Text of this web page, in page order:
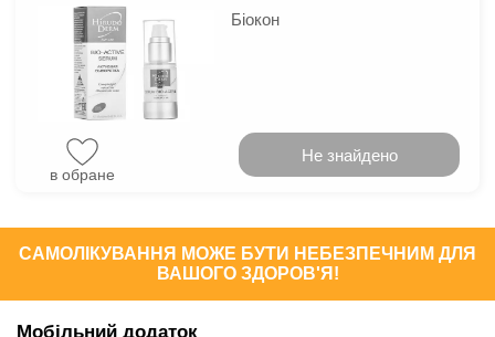
Біокон
в обране
Не знайдено
САМОЛІКУВАННЯ МОЖЕ БУТИ НЕБЕЗПЕЧНИМ ДЛЯ
ВАШОГО ЗДОРОВ'Я!
Мобільний додаток